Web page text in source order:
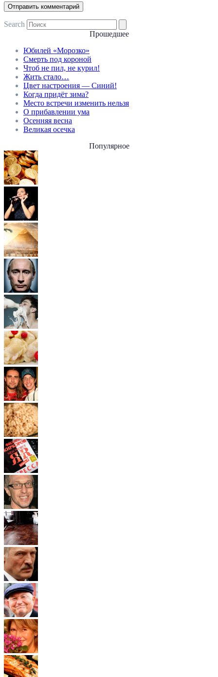
Search
Прошедшее
Юбилей «Морозко»
Смерть под короной
Чтоб не пил, не курил!
Жить стало…
Цвет настроения — Синий!
Когда придёт зима?
Место встречи изменить нельзя
О прибавлении ума
Осенняя весна
Великая осечка
Популярное